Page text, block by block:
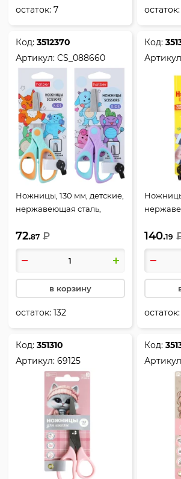
остаток:7
Код:3512370
Артикул:CS_088660
Ножницы, 130 мм, детские,
нержавеющая сталь,
вставки, ассорти 2 вида,
европодвес, Аниме,
Hatber, CS_088660
72.87 ₽
в корзину
остаток:132
Код:
Маляка,
140.19
Код:351310
Артикул:69125
Код: